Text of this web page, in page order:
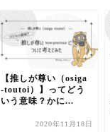
【推しが尊い（osiga
-toutoi）】ってどう
いう意味？かに...
2020年11月18日